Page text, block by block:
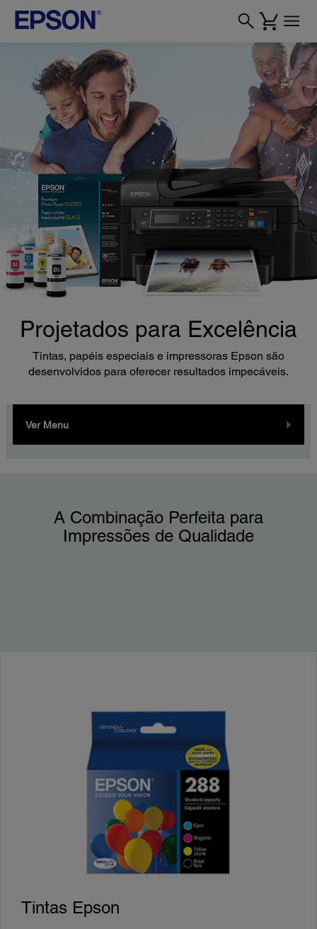
Projetados para Excelência
Tintas, papéis especiais e impressoras Epson são
desenvolvidos para oferecer resultados impecáveis.
Ver Menu
A Combinação Perfeita para
Impressões de Qualidade
Tintas Epson